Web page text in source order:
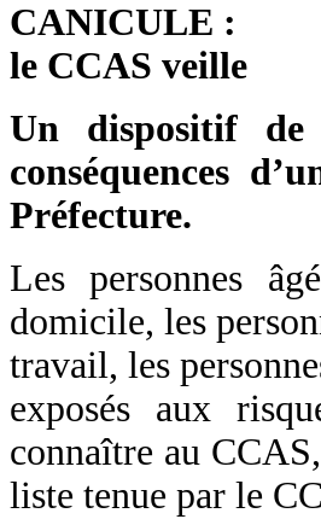
CANICULE :
le CCAS veille
Un dispositif
conséquences
Préfecture.
Les personnes
domicile, les
travail, les
exposés aux
connaître au
liste tenue par le